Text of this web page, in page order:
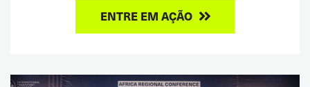
ENTRE EM AÇÃO